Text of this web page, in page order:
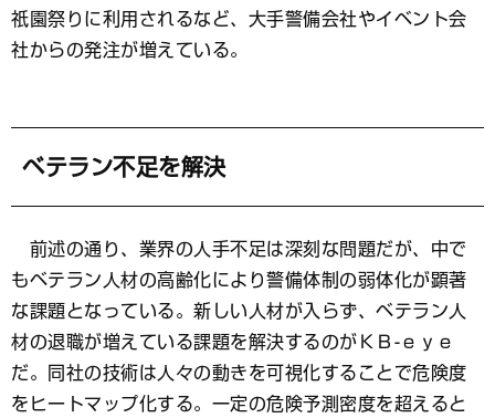
祇園祭りに利用されるなど、大手警備会社やイベント会
社からの発注が増えている。
ベテラン不足を解決
前述の通り、業界の人手不足は深刻な問題だが、中で
もベテラン人材の高齢化により警備体制の弱体化が顕著
な課題となっている。新しい人材が入らず、ベテラン人
材の退職が増えている課題を解決するのがＫＢ-ｅｙｅ
だ。同社の技術は人々の動きを可視化することで危険度
をヒートマップ化する。一定の危険予測密度を超えると